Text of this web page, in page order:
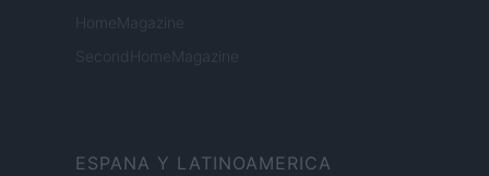
HomeMagazine
SecondHomeMagazine
ESPANA Y LATINOAMERICA